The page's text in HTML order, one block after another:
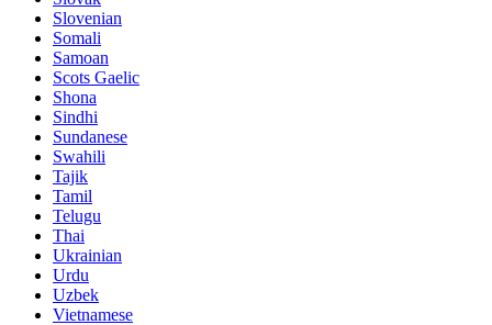
Slovenian
Somali
Samoan
Scots Gaelic
Shona
Sindhi
Sundanese
Swahili
Tajik
Tamil
Telugu
Thai
Ukrainian
Urdu
Uzbek
Vietnamese